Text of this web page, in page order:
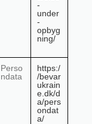
-
under
-
opbyg
ning/
Perso
ndata
https:/
/bevar
ukrain
e.dk/d
a/pers
ondat
a/